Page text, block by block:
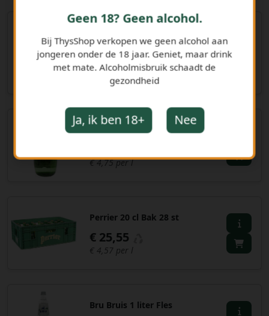
st
€ 10,88
€ 1,56 per l
Perrier 20 cl Fles
€ 4,75 per l
Perrier 20 cl Bak 28 st
€ 25,55
€ 4,57 per l
Bru Bruis 1 liter Fles
Geen 18? Geen alcohol.
Bij ThysShop verkopen we geen alcohol aan
jongeren onder de 18 jaar. Geniet, maar drink
met mate. Alcoholmisbruik schaadt de
gezondheid
Ja, ik ben 18+ Nee